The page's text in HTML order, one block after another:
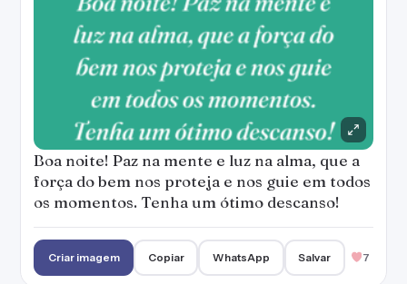
Boa noite! Paz na mente e luz na alma, que a
força do bem nos proteja e nos guie em todos
os momentos. Tenha um ótimo descanso!
Criar imagem Copiar WhatsApp Salvar 7